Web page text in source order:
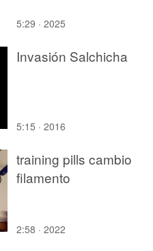
5:29 · 2025
Invasión Salchicha
5:15 · 2016
training pills cambio
filamento
2:58 · 2022